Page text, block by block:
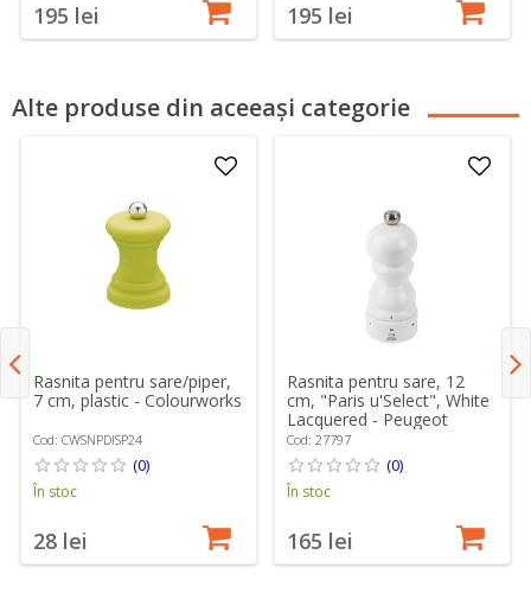
195 lei 195 lei
Alte produse din aceeași categorie
Rasnita pentru sare/piper,
7 cm, plastic - Colourworks
Cod: CWSNPDISP24
(0)
În stoc
28 lei
Rasnita pentru sare, 12
cm, "Paris u'Select", White
Lacquered - Peugeot
Cod: 27797
(0)
În stoc
165 lei